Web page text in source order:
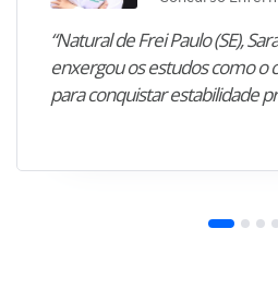
“Natural de Frei Paulo (SE),
enxergou os estudos como o
para conquistar estabilidade